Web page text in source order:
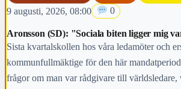
9 augusti, 2026, 08:00 0
Aronsson (SD): "Sociala biten ligger mig
Sista kvartalskollen hos våra ledamöter och
kommunfullmäktige för den här
frågor om man var rådgivare till